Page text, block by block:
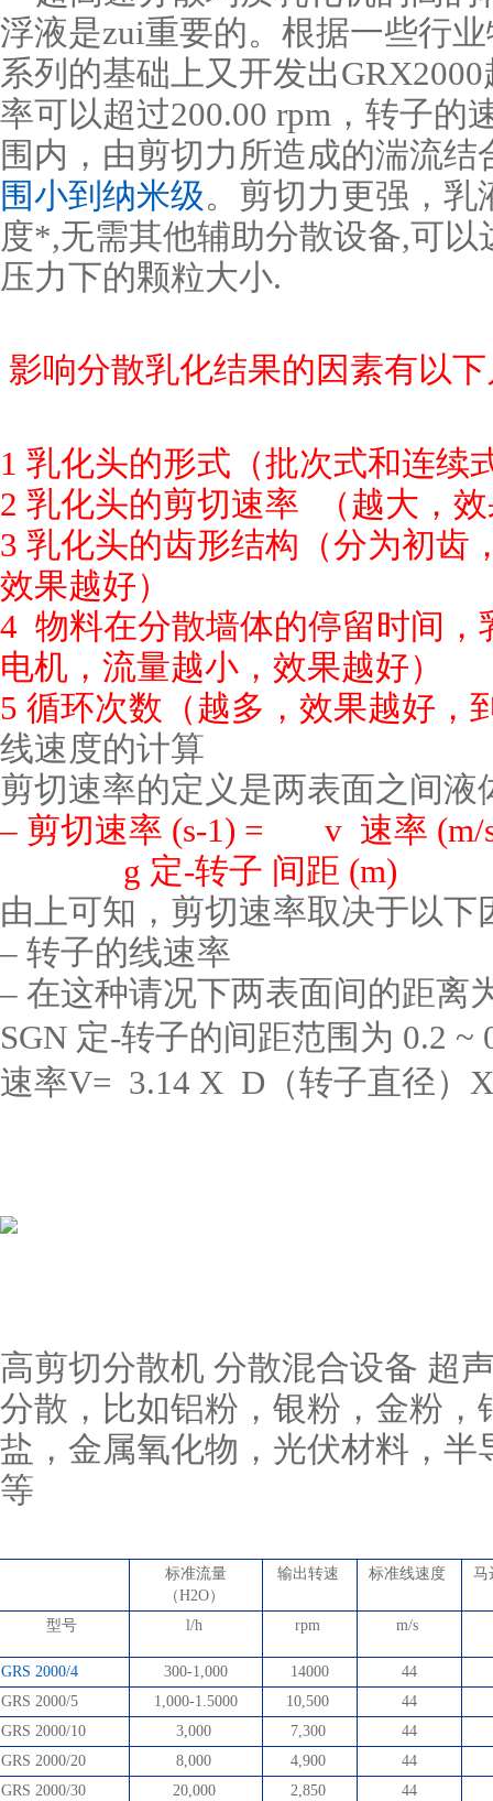
浮液是zui重要的。根据一些行
系列的基础上又开发出GR
率可以超过200.00 rpm，转子的
围内，由剪切力所造成的湍流
围小到纳米级。剪切力更强，
度*,无需其他辅助分散设备,可
压力下的颗粒大小.
影响分散乳化结果的因素有以
1 乳化头的形式（批次式和连续
2 乳化头的剪切速率 （越大，
3 乳化头的齿形结构（分为初齿
效果越好）
4 物料在分散墙体的停留时间
电机，流量越小，效果越好）
5 循环次数（越多，效果越好，
线速度的计算
剪切速率的定义是两表面之间
– 剪切速率 (s-1) = v 速率
g 定-转子 间距 (m)
由上可知，剪切速率取决于以
– 转子的线速率
– 在这种请况下两表面间的距离
SGN 定-转子的间距范围为 0.2 ~
速率V= 3.14 X D （转子直径）
高剪切分散机 分散混合设备 超
分散，比如铝粉，银粉，金粉
盐，金属氧化物，光伏材料，
等
标准流量
（H2O）
输出转速 标准线速度 马
型号 l/h rpm m/s
GRS 2000/4 300-1,000 14000
44
GRS 2000/5 1,000-1.5000 10,500
44
GRS 2000/10 3,000 7,300
44
GRS 2000/20 8,000 4,900
44
GRS 2000/30 20,000 2,850 44